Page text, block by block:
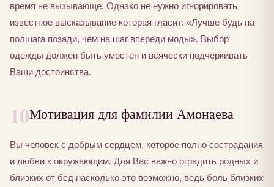
время не вызывающе. Однако не нужно игнорировать
известное высказывание которая гласит: «Лучше будь на
полшага позади, чем на шаг впереди моды». Выбор
одежды должен быть уместен и всячески подчеркивать
Ваши достоинства.
10Мотивация для фамилии Амонаева
Вы человек с добрым сердцем, которое полно сострадания
и любви к окружающим. Для Вас важно оградить родных и
близких от бед насколько это возможно, ведь боль близких